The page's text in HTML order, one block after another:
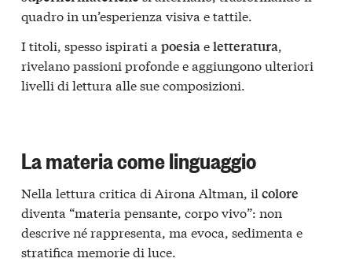
quadro in un’esperienza visiva e tattile.
I titoli, spesso ispirati a poesiaeletteratura,
rivelano passioni profonde e aggiungono ulteriori
livelli di lettura alle sue composizioni.
La materia come linguaggio
Nella lettura critica di Airona Altman, il colore
diventa “materia pensante, corpo vivo”: non
descrive né rappresenta, ma evoca, sedimenta e
stratifica memorie di luce.